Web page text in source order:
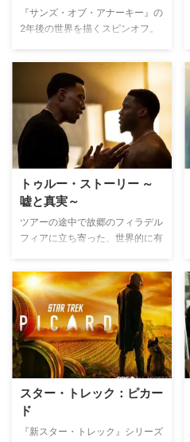
『サンズ・オブ・アナーキー』の
2年後の世界を描くスピンオフ。
ルとして登場したメキシコとの国
境付近で活動するバイク集団“マ
ヤンズ M.C.”の見習い、イージー
（J・D・パルド『レヴォリュー
ション』）が主人公。暴力事件で
の服役を終え出所したばかりの彼
は、この小さな町で新しい人生を
築いていく。
トゥルー・ストーリー ～
嘘と真実～
ツアーの途中で故郷のフィラデル
フィアに立ち寄った、世界的に有
守るためにどこまで手を下すこと
ができるのか、決断を迫られるこ
とに…。
スター・トレック：ピカー
ド
『新スター・トレック』シリーズ